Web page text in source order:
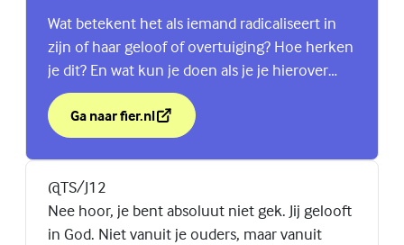
Wat betekent het als iemand radicaliseert in
zijn of haar geloof of overtuiging? Hoe herken
je dit? En wat kun je doen als je je hierover
zorgen maakt? Of bang bent?
Ga naar fier.nl
over Iemand die je kent radicaliseert vanuit geloof
(Externe link)
@TS/J12
Nee hoor, je bent absoluut niet gek. Jij gelooft
in God. Niet vanuit je ouders, maar vanuit